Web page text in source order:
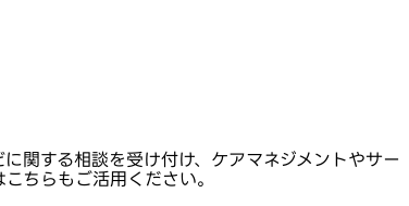
関する相談を受け付け、ケアマネジメントやサー
ちらもご活用ください。